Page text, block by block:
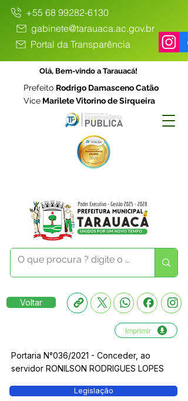
+55 68 99282-6130
gabinete@tarauaca.ac.gov.br
Portal da Transparência
Olá, Bem-vindo a Tarauacá!
Prefeito Rodrigo Damasceno Catão
Vice Marilete Vitorino de Sirqueira
Voltar
Imprimir
Portaria N°036/2021 - Conceder, ao
servidor RONILSON RODRIGUES LOPES
Legislação